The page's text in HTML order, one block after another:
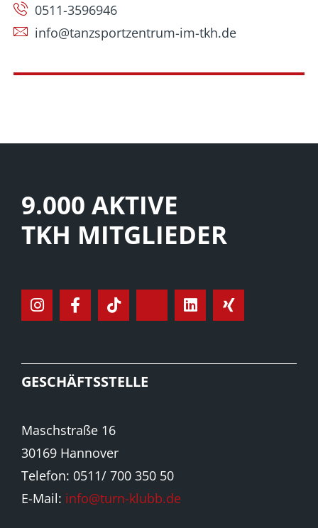
0511-3596946
info@tanzsportzentrum-im-tkh.de
9.000 AKTIVE
TKH MITGLIEDER
GESCHÄFTSSTELLE
Maschstraße 16
30169 Hannover
Telefon: 0511/ 700 350 50
E-Mail: info@turn-klubb.de